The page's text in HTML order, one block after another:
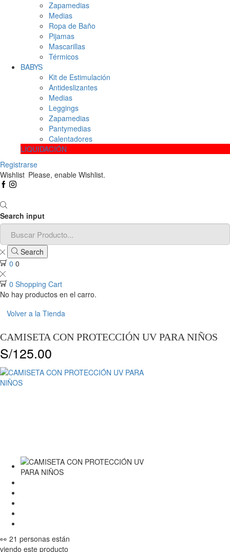
Zapamedias
Medias
Ropa de Baño
Pijamas
Mascarillas
Térmicos
BABYS
Kit de Estimulación
Antideslizantes
Medias
Leggings
Zapamedias
Pantymedias
Calentadores
LIQUIDACIÓN
Registrarse
Wishlist Please, enable Wishlist.
Search input
Search
0 0
0 Shopping Cart
No hay productos en el carro.
Volver a la Tienda
CAMISETA CON PROTECCIÓN UV PARA NIÑOS
S/125.00
👀 21 personas están
viendo este producto